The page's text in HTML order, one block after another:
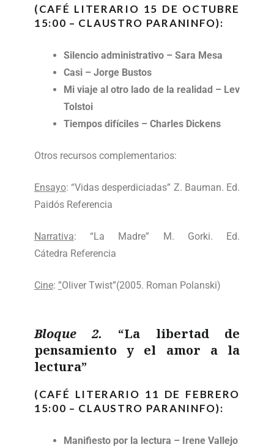
(CAFÉ LITERARIO 15 DE OCTUBRE
15:00 – CLAUSTRO PARANINFO):
Silencio administrativo – Sara Mesa
Casi – Jorge Bustos
Mi viaje al otro lado de la realidad – Lev
Tolstoi
Tiempos difíciles – Charles Dickens
Otros recursos complementarios:
Ensayo: “Vidas desperdiciadas” Z. Bauman. Ed.
Paidós Referencia
Narrativa: “La Madre” M. Gorki. Ed.
Cátedra Referencia
Cine: ”Oliver Twist”(2005. Roman Polanski)
Bloque 2. “La libertad de
pensamiento y el amor a la
lectura”
(CAFÉ LITERARIO 11 DE FEBRERO
15:00 – CLAUSTRO PARANINFO):
Manifiesto por la lectura – Irene Vallejo